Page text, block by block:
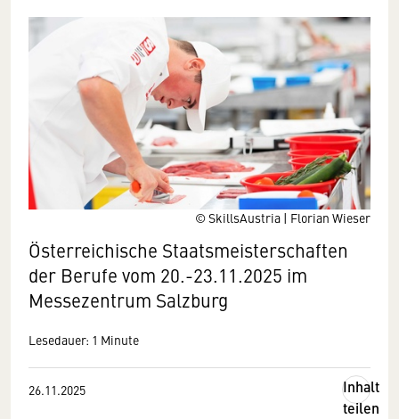
© SkillsAustria | Florian Wieser
Österreichische Staatsmeisterschaften
der Berufe vom 20.-23.11.2025 im
Messezentrum Salzburg
Lesedauer: 1 Minute
26.11.2025
Inhalt
teilen